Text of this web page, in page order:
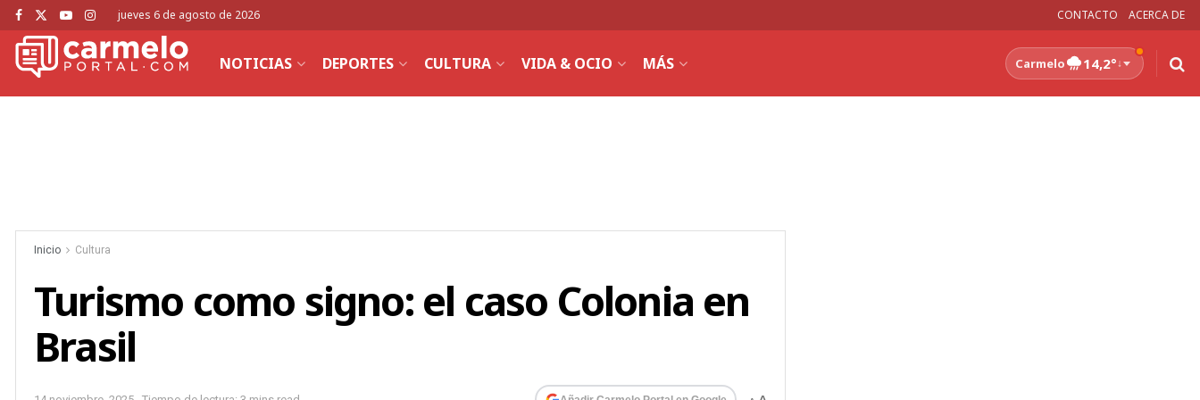
jueves 6 de agosto de 2026 CONTACTO ACERCA DE
NOTICIAS DEPORTES CULTURA VIDA & OCIO MÁS Carmelo 14,2°↓
Inicio Cultura
Turismo como signo: el caso Colonia en
Brasil